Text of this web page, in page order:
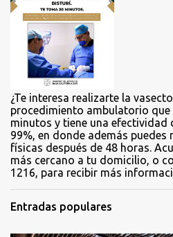
r
o
¿Te interesa realizarte la
procedimiento ambulatorio que
minutos y tiene una efectividad
99%, en donde además
físicas después de 48 horas.
más cercano a tu domicilio, o
1216, para recibir más
Entradas populares